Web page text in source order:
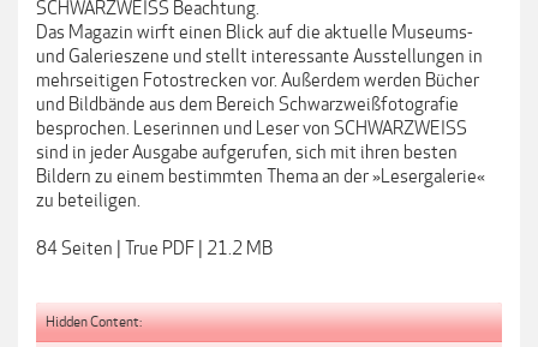
SCHWARZWEISS Beachtung.
Das Magazin wirft einen Blick auf die aktuelle Museums-
und Galerieszene und stellt interessante Ausstellungen in
mehrseitigen Fotostrecken vor. Außerdem werden Bücher
und Bildbände aus dem Bereich Schwarzweißfotografie
besprochen. Leserinnen und Leser von SCHWARZWEISS
sind in jeder Ausgabe aufgerufen, sich mit ihren besten
Bildern zu einem bestimmten Thema an der »Lesergalerie«
zu beteiligen.
84 Seiten | True PDF | 21.2 MB
Hidden Content: